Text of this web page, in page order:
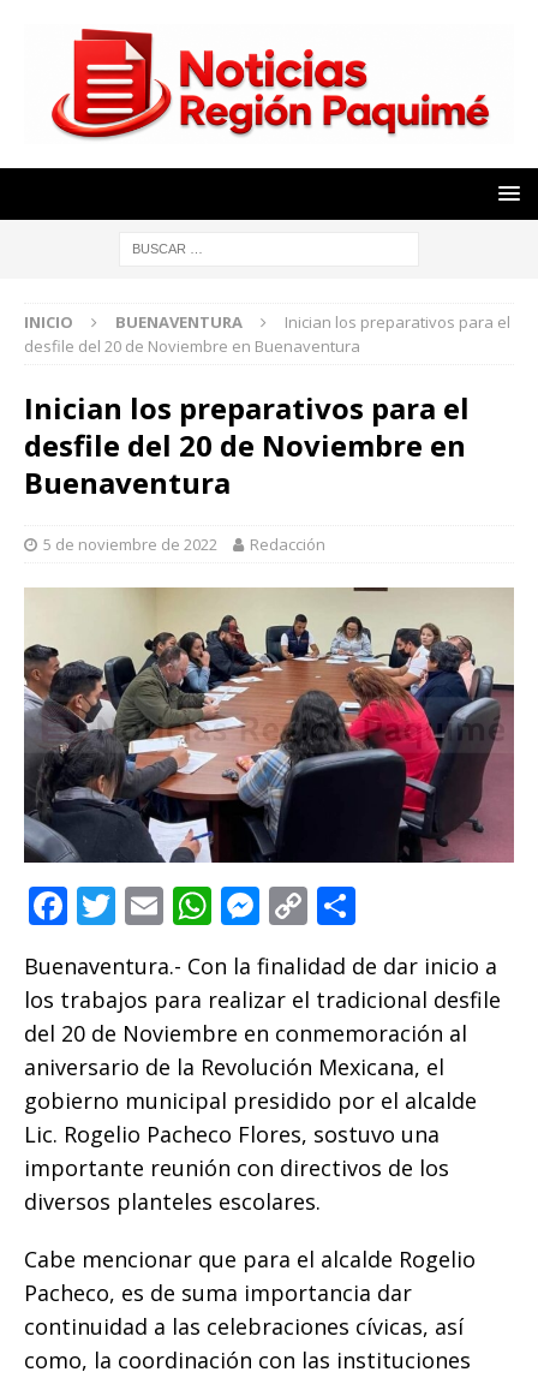
INICIO BUENAVENTURA
Inician los preparativos para el
desfile del 20 de Noviembre en Buenaventura
Inician los preparativos para el
desfile del 20 de Noviembre en
Buenaventura
5 de noviembre de 2022 Redacción
F
c
e
b
o
o
k
T
it
te
r
E
ai
l
W
h
at
s
A
p
p
M
e
ss
e
n
g
e
r
C
o
p
y
Li
n
k
o
m
p
ar
ti
r
Buenaventura.- Con la finalidad de dar inicio a
los trabajos para realizar el tradicional desfile
del 20 de Noviembre en conmemoración al
aniversario de la Revolución Mexicana, el
gobierno municipal presidido por el alcalde
Lic. Rogelio Pacheco Flores, sostuvo una
importante reunión con directivos de los
diversos planteles escolares.
Cabe mencionar que para el alcalde Rogelio
Pacheco, es de suma importancia dar
continuidad a las celebraciones cívicas, así
como, la coordinación con las instituciones